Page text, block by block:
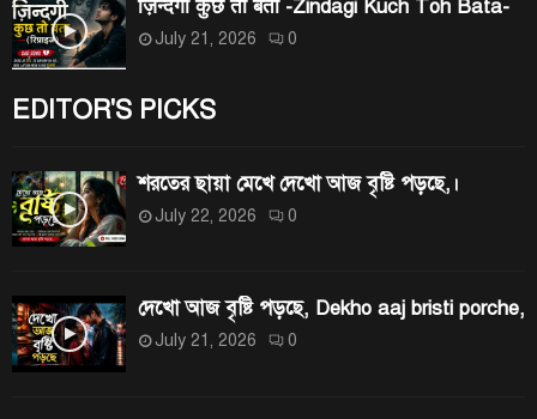
ज़िन्दगी कुछ तो बता -Zindagi Kuch Toh Bata-
July 21, 2026 0
EDITOR'S PICKS
শরতের ছায়া মেখে দেখো আজ বৃষ্টি পড়ছে,।
July 22, 2026 0
দেখো আজ বৃষ্টি পড়ছে, Dekho aaj bristi porche,
July 21, 2026 0